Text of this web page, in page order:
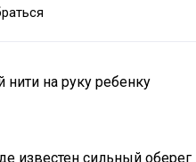
нити на руку ребенку
известен сильный оберег